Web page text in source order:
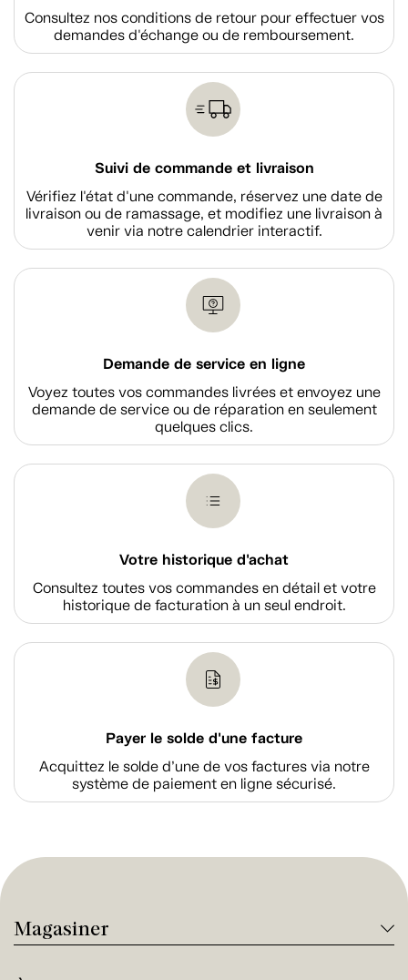
Consultez nos conditions de retour pour effectuer vos
demandes d'échange ou de remboursement.
Suivi de commande et livraison
Vérifiez l'état d'une commande, réservez une date de
livraison ou de ramassage, et modifiez une livraison à
venir via notre calendrier interactif.
Demande de service en ligne
Voyez toutes vos commandes livrées et envoyez une
demande de service ou de réparation en seulement
quelques clics.
Votre historique d'achat
Consultez toutes vos commandes en détail et votre
historique de facturation à un seul endroit.
Payer le solde d'une facture
Acquittez le solde d’une de vos factures via notre
système de paiement en ligne sécurisé.
Magasiner